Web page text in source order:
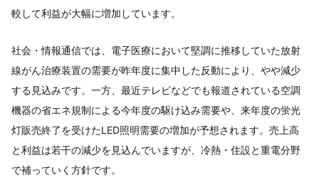
較して利益が大幅に増加しています。
社会・情報通信では、電子医療において堅調に推移していた放射
線がん治療装置の需要が昨年度に集中した反動により、やや減少
する見込みです。一方、最近テレビなどでも報道されている空調
機器の省エネ規制による今年度の駆け込み需要や、来年度の蛍光
灯販売終了を受けたLED照明需要の増加が予想されます。売上高
と利益は若干の減少を見込んでいますが、冷熱・住設と重電分野
で補っていく方針です。